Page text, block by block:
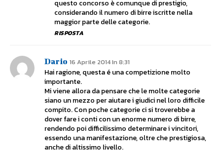
questo concorso è comunque di prestigio,
considerando il numero di birre iscritte nella
maggior parte delle categorie.
RISPOSTA
Dario 16 Aprile 2014 In 8:31
Hai ragione, questa é una competizione molto
importante.
Mi viene allora da pensare che le molte categorie
siano un mezzo per aiutare i giudici nel loro difficile
compito. Con poche categorie ci si troverebbe a
dover fare i conti con un enorme numero di birre,
rendendo poi difficilissimo determinare i vincitori,
essendo una manifestazione, oltre che prestigiosa,
anche di altissimo livello.